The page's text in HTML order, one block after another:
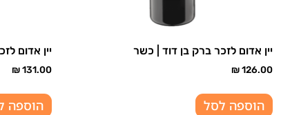
יין אדום לזכר ברק בן דוד | כשר
₪126.00
הוספה לסל
יין אדום
₪131.00
הוספה